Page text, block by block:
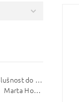
Psí pamlsky Poslušnost do kapsy: Treska s červenou řepou 12 mm
Marta Hourová